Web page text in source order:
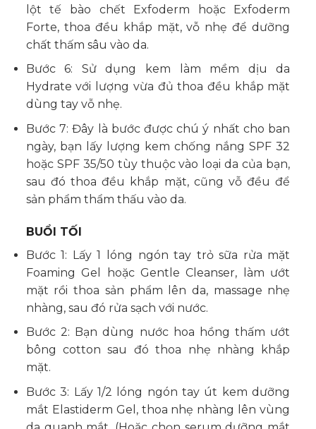
lột tế bào chết Exfoderm hoặc Exfoderm
Forte, thoa đều khắp mặt, vỗ nhẹ để dưỡng
chất thấm sâu vào da.
Bước 6: Sử dụng kem làm mềm dịu da
Hydrate với lượng vừa đủ thoa đều khắp mặt
dùng tay vỗ nhẹ.
Bước 7: Đây là bước được chú ý nhất cho ban
ngày, bạn lấy lượng kem chống nắng SPF 32
hoặc SPF 35/50 tùy thuộc vào loại da của bạn,
sau đó thoa đều khắp mặt, cũng vỗ đều để
sản phẩm thẩm thấu vào da.
BUỔI TỐI
Bước 1: Lấy 1 lóng ngón tay trỏ sữa rửa mặt
Foaming Gel hoặc Gentle Cleanser, làm ướt
mặt rồi thoa sản phẩm lên da, massage nhẹ
nhàng, sau đó rửa sạch với nước.
Bước 2: Bạn dùng nước hoa hồng thấm ướt
bông cotton sau đó thoa nhẹ nhàng khắp
mặt.
Bước 3: Lấy 1/2 lóng ngón tay út kem dưỡng
mắt Elastiderm Gel, thoa nhẹ nhàng lên vùng